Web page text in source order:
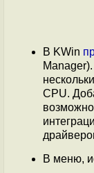
В KWin
CPU.
В меню,